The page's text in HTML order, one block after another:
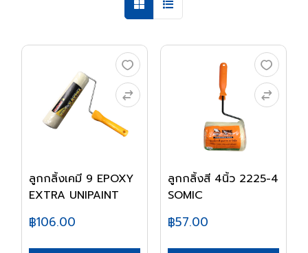
ลูกกลิ้งเคมี 9 EPOXY
EXTRA UNIPAINT
฿106.00
ลูกกลิ้งสี 4นิ้ว 2225-4
SOMIC
฿57.00